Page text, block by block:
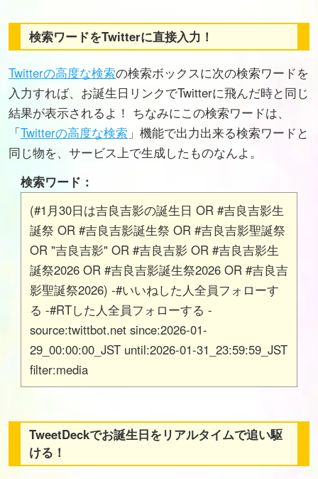
検索ワードをTwitterに直接入力！
Twitterの高度な検索の検索ボックスに次の検索ワードを
入力すれば、お誕生日リンクでTwitterに飛んだ時と同じ
結果が表示されるよ！ ちなみにこの検索ワードは、
「Twitterの高度な検索 」機能で出力出来る検索ワードと
同じ物を、サービス上で生成したものなんよ。
検索ワード：
(#1月30日は吉良吉影の誕生日 OR #吉良吉影生
誕祭 OR #吉良吉影誕生祭 OR #吉良吉影聖誕祭
OR "吉良吉影" OR #吉良吉影 OR #吉良吉影生
誕祭2026 OR #吉良吉影誕生祭2026 OR #吉良吉
影聖誕祭2026) -#いいねした人全員フォローす
る -#RTした人全員フォローする -
source:twittbot.net since:2026-01-
29_00:00:00_JST until:2026-01-31_23:59:59_JST
filter:media
TweetDeckでお誕生日をリアルタイムで追い駆
ける！